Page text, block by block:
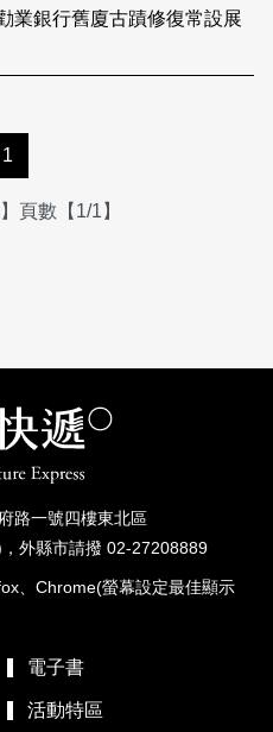
業銀行舊廈古蹟修復常設展
1
頁數【1/1】
路一號四樓東北區
外縣市請撥 02-27208889
、Chrome(螢幕設定最佳顯示
電子書
活動特區